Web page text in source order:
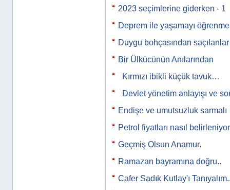
2023 seçimlerine giderken - 1
Deprem ile yaşamayı
Duygu bohçasından
Bir Ülkücünün Anılarından
Kırmızı ibikli küçük tavuk…
Devlet yönetim anlayışı ve
Endişe ve umutsuzluk sarmalı
Petrol fiyatları nasıl
Geçmiş Olsun Anamur.
Ramazan bayramına doğru..
Cafer Sadık Kutlay'ı